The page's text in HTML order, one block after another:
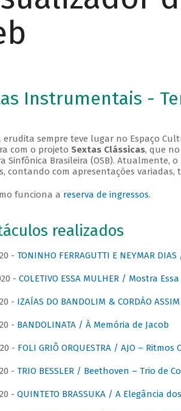
Instrumentais -
erudita sempre teve lugar no Espaço
com o projeto Sextas Clássicas, que
Sinfônica Brasileira (OSB). Atualmente, o
contando com apresentações variadas,
funciona a reserva de ingressos.
realizados
- TONINHO FERRAGUTTI E NEYMAR
- COLETIVO ESSA MULHER / Mostra
- IZAÍAS DO BANDOLIM & CORDÃO
- BANDOLINATA / À Memória de Jacob
- FOLI GRIÔ ORQUESTRA / AJO –
- TRIO BESSLER / Beethoven – Trio de
- QUINTETO BRASSUKA / A Elegância